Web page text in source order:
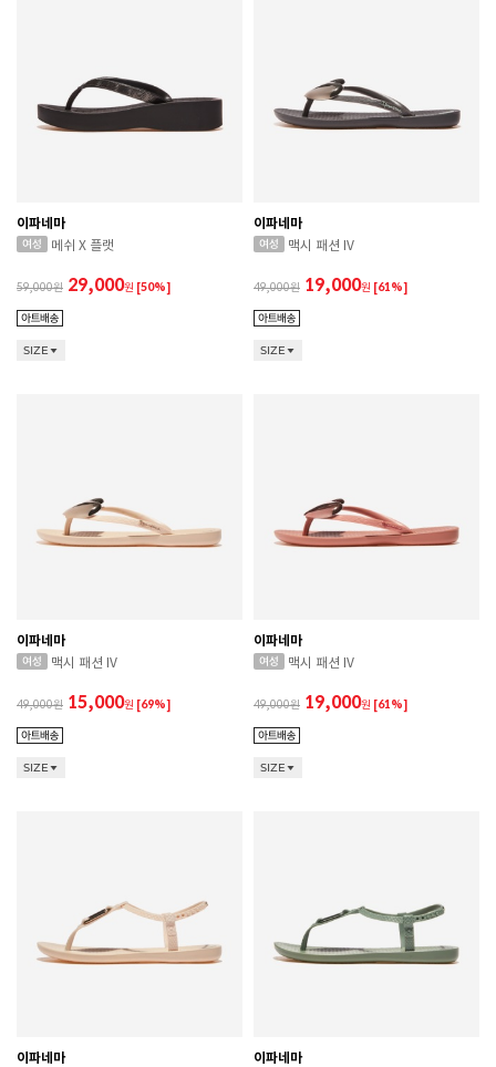
이파네마
메쉬 X 플랫
59,000 29,000원 [50%]
SIZE
이파네마
맥시 패션 IV
49,000 19,000원 [61%]
SIZE
이파네마
맥시 패션 IV
49,000 15,000원 [69%]
SIZE
이파네마
맥시 패션 IV
49,000 19,000원 [61%]
SIZE
이파네마
이파네마